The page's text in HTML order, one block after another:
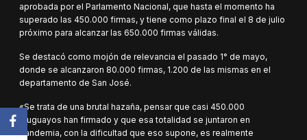
aprobada por el Parlamento Nacional, que hasta el momento ha
superado las 450.000 firmas, y tiene como plazo final el 8 de julio
próximo para alcanzar las 650.000 firmas válidas.
Se destacó como mojón de relevancia el pasado 1° de mayo,
donde se alcanzaron 80.000 firmas, 1.200 de las mismas en el
departamento de San José.
«Se trata de una brutal hazaña, pensar que casi 450.000
uruguayos han firmado y que esa totalidad se juntaron en
pandemia, con la dificultad que eso supone, es realmente